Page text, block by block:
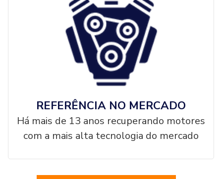
REFERÊNCIA NO MERCADO
Há mais de 13 anos recuperando motores
com a mais alta tecnologia do mercado